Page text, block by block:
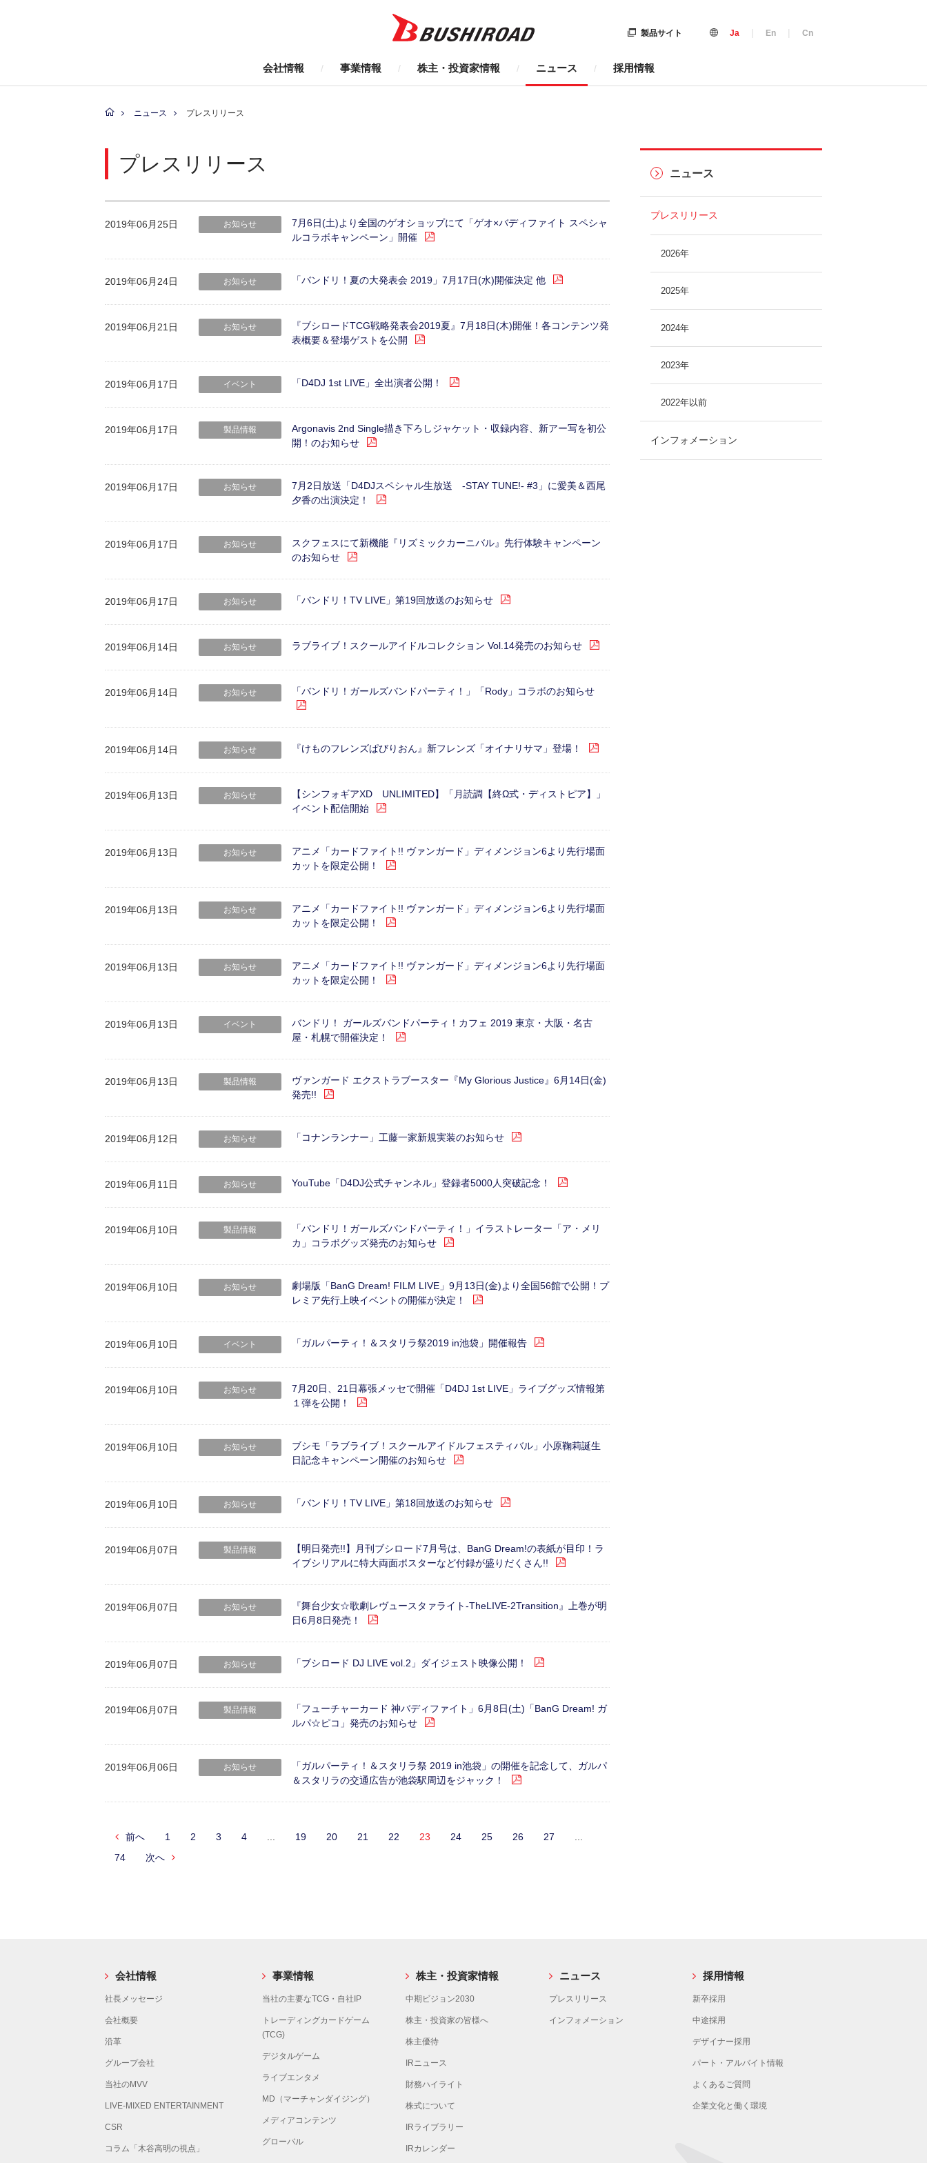
製品サイト Ja | En | Cn
会社情報 事業情報 株主・投資家情報 ニュース 採用情報
ニュース プレスリリース
プレスリリース
2019年06月25日 お知らせ
7月6日(土)より全国のゲオショップにて「ゲオ×バディファイト スペシャ
ルコラボキャンペーン」開催
2019年06月24日 お知らせ 「バンドリ！夏の大発表会 2019」7月17日(水)開催決定 他
2019年06月21日 お知らせ
『ブシロードTCG戦略発表会2019夏』7月18日(木)開催！各コンテンツ発
表概要＆登場ゲストを公開
2019年06月17日 イベント 「D4DJ 1st LIVE」全出演者公開！
2019年06月17日 製品情報
Argonavis 2nd Single描き下ろしジャケット・収録内容、新アー写を初公
開！のお知らせ
2019年06月17日 お知らせ
7月2日放送「D4DJスペシャル生放送 -STAY TUNE!- #3」に愛美＆西尾
夕香の出演決定！
2019年06月17日 お知らせ
スクフェスにて新機能『リズミックカーニバル』先行体験キャンペーン
のお知らせ
2019年06月17日 お知らせ 「バンドリ！TV LIVE」第19回放送のお知らせ
2019年06月14日 お知らせ ラブライブ！スクールアイドルコレクション Vol.14発売のお知らせ
2019年06月14日 お知らせ 「バンドリ！ガールズバンドパーティ！」「Rody」コラボのお知らせ
2019年06月14日 お知らせ 『けものフレンズぱびりおん』新フレンズ「オイナリサマ」登場！
2019年06月13日 お知らせ
【シンフォギアXD UNLIMITED】「月読調【終Ω式・ディストピア】」
イベント配信開始
2019年06月13日 お知らせ
アニメ「カードファイト!! ヴァンガード」ディメンジョン6より先行場面
カットを限定公開！
2019年06月13日 お知らせ
アニメ「カードファイト!! ヴァンガード」ディメンジョン6より先行場面
カットを限定公開！
2019年06月13日 お知らせ
アニメ「カードファイト!! ヴァンガード」ディメンジョン6より先行場面
カットを限定公開！
2019年06月13日 イベント
バンドリ！ ガールズバンドパーティ！カフェ 2019 東京・大阪・名古
屋・札幌で開催決定！
2019年06月13日 製品情報
ヴァンガード エクストラブースター『My Glorious Justice』6月14日(金)
発売!!
2019年06月12日 お知らせ 「コナンランナー」工藤一家新規実装のお知らせ
2019年06月11日 お知らせ YouTube「D4DJ公式チャンネル」登録者5000人突破記念！
2019年06月10日 製品情報
「バンドリ！ガールズバンドパーティ！」イラストレーター「ア・メリ
カ」コラボグッズ発売のお知らせ
2019年06月10日 お知らせ
劇場版「BanG Dream! FILM LIVE」9月13日(金)より全国56館で公開！プ
レミア先行上映イベントの開催が決定！
2019年06月10日 イベント 「ガルパーティ！＆スタリラ祭2019 in池袋」開催報告
2019年06月10日 お知らせ
7月20日、21日幕張メッセで開催「D4DJ 1st LIVE」ライブグッズ情報第
１弾を公開！
2019年06月10日 お知らせ
ブシモ「ラブライブ！スクールアイドルフェスティバル」小原鞠莉誕生
日記念キャンペーン開催のお知らせ
2019年06月10日 お知らせ 「バンドリ！TV LIVE」第18回放送のお知らせ
2019年06月07日 製品情報
【明日発売!!】月刊ブシロード7月号は、BanG Dream!の表紙が目印！ラ
イブシリアルに特大両面ポスターなど付録が盛りだくさん!!
2019年06月07日 お知らせ
『舞台少女☆歌劇レヴュースタァライト-TheLIVE-2Transition』上巻が明
日6月8日発売！
2019年06月07日 お知らせ 「ブシロード DJ LIVE vol.2」ダイジェスト映像公開！
2019年06月07日 製品情報
「フューチャーカード 神バディファイト」6月8日(土)「BanG Dream! ガ
ルパ☆ピコ」発売のお知らせ
2019年06月06日 お知らせ
「ガルパーティ！＆スタリラ祭 2019 in池袋」の開催を記念して、ガルパ
＆スタリラの交通広告が池袋駅周辺をジャック！
前へ 1 2 3 4 19 20 21 22 23 24 25 26 27
74
次へ
ニュース
プレスリリース
2026年
2025年
2024年
2023年
2022年以前
インフォメーション
会社情報
社長メッセージ
会社概要
沿革
グループ会社
当社のMVV
LIVE-MIXED ENTERTAINMENT
CSR
コラム「木谷高明の視点」
事業情報
当社の主要なTCG・自社IP
トレーディングカードゲーム
(TCG)
デジタルゲーム
ライブエンタメ
MD（マーチャンダイジング）
メディアコンテンツ
グローバル
株主・投資家情報
中期ビジョン2030
株主・投資家の皆様へ
株主優待
IRニュース
財務ハイライト
株式について
IRライブラリー
IRカレンダー
ニュース
プレスリリース
インフォメーション
採用情報
新卒採用
中途採用
デザイナー採用
パート・アルバイト情報
よくあるご質問
企業文化と働く環境